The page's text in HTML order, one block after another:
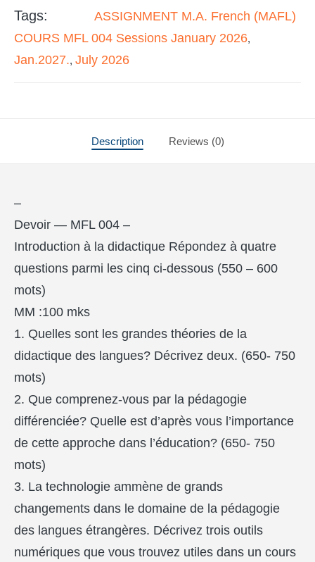
Tags:
ASSIGNMENT M.A. French (MAFL)
COURS MFL 004 Sessions January 2026,
Jan.2027., July 2026
Description Reviews (0)
–
Devoir — MFL 004 –
Introduction à la didactique Répondez à quatre
questions parmi les cinq ci-dessous (550 – 600
mots)
MM :100 mks
1. Quelles sont les grandes théories de la
didactique des langues? Décrivez deux. (650- 750
mots)
2. Que comprenez-vous par la pédagogie
différenciée? Quelle est d’après vous l’importance
de cette approche dans l’éducation? (650- 750
mots)
3. La technologie ammène de grands
changements dans le domaine de la pédagogie
des langues étrangères. Décrivez trois outils
numériques que vous trouvez utiles dans un cours